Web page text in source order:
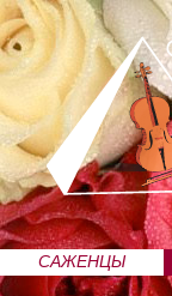
САЖЕНЦЫ
ПИТОМНИКА